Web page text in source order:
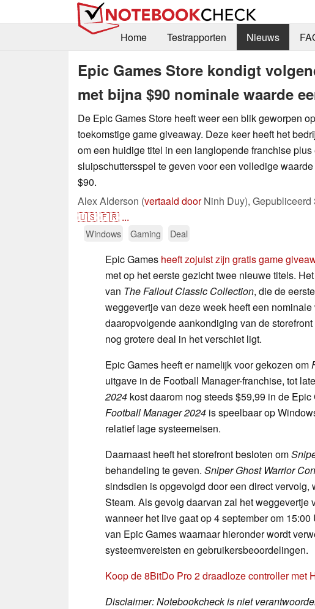
Home
Testrapporten Nieuws
Epic Games Store kondigt
met bijna $90 nominale waarde
De Epic Games Store heeft weer een blik geworpen
toekomstige game giveaway. Deze keer heeft het
om een huidige titel in een langlopende franchise
sluipschuttersspel te geven voor een volledige
$90.
Alex Alderson (vertaald doorNinh Duy), Gepubliceerd
🇺🇸🇫🇷 ...
Windows Gaming Deal
Epic Games heeft zojuist zijn gratis game
met op het eerste gezicht twee nieuwe titels.
van The Fallout Classic Collection, die de
weggevertje van deze week heeft een
daaropvolgende aankondiging van de
nog grotere deal in het verschiet ligt.
Epic Games heeft er namelijk voor gekozen om
uitgave in de Football Manager-franchise, tot
2024 kost daarom nog steeds $59,99 in de
Football Manager 2024 is speelbaar op
relatief lage systeemeisen.
Daarnaast heeft het storefront besloten om
behandeling te geven. Sniper Ghost Warrior
sindsdien is opgevolgd door een direct
Steam. Als gevolg daarvan zal het weggevertje
wanneer het live gaat op 4 september om
van Epic Games waarnaar hieronder wordt
systeemvereisten en gebruikersbeoordelingen.
Koop de 8BitDo Pro 2 draadloze controller met
Disclaimer: Notebookcheck is niet